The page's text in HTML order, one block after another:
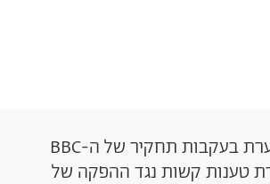
בריטניה סוערת בעקבות תחקיר של ה-BBC
טענות קשות נגד ההפקה של